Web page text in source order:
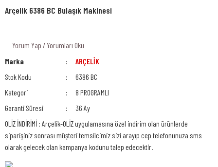
Arçelik 6386 BC Bulaşık Makinesi
Yorum Yap / Yorumları Oku
Marka
ARÇELİK
Stok Kodu
6386 BC
Kategori
8 PROGRAMLI
Garanti Süresi
36 Ay
OLİZ İNDİRİMİ : Arçelik-OLİZ uygulamasına özel indirim olan ürünlerde
siparişiniz sonrası müşteri temsilcimiz sizi arayıp cep telefonunuza sms
olarak gelecek olan kampanya kodunu talep edecektir.